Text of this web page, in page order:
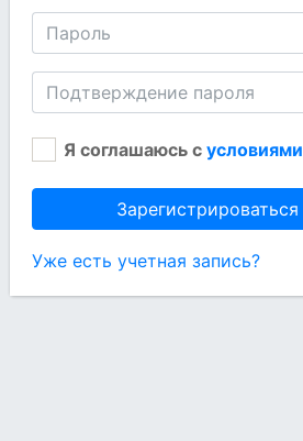
Я соглашаюсь с условиями
Зарегистрироваться
Уже есть учетная запись?